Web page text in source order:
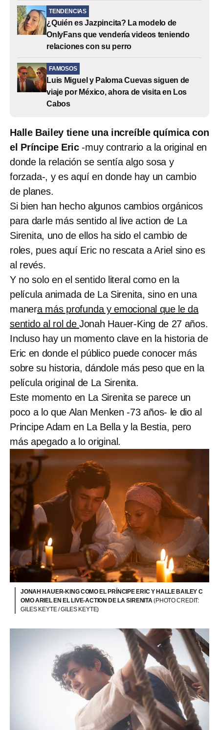
TENDENCIAS
¿Quién es Jazpincita? La modelo de
OnlyFans que vendería videos teniendo
relaciones con su perro
FAMOSOS
Luis Miguel y Paloma Cuevas siguen de
viaje por México, ahora de visita en Los
Cabos
Halle Bailey tiene una increíble química con
el Príncipe Eric -muy contrario a la original en
donde la relación se sentía algo sosa y
forzada-, y es aquí en donde hay un cambio
de planes.
Si bien han hecho algunos cambios orgánicos
para darle más sentido al live action de La
Sirenita, uno de ellos ha sido el cambio de
roles, pues aquí Eric no rescata a Ariel sino es
al revés.
Y no solo en el sentido literal como en la
película animada de La Sirenita, sino en una
manera más profunda y emocional que le da
sentido al rol de Jonah Hauer-King de 27 años.
Incluso hay un momento clave en la historia de
Eric en donde el público puede conocer más
sobre su historia, dándole más peso que en la
película original de La Sirenita.
Este momento en La Sirenita se parece un
poco a lo que Alan Menken -73 años- le dio al
Principe Adam en La Bella y la Bestia, pero
más apegado a lo original.
JONAH HAUER-KING COMO EL PRÍNCIPE ERIC Y HALLE BAILEY C
OMO ARIEL EN EL LIVE-ACTION DE LA SIRENITA(PHOTO CREDIT:
GILES KEYTE / GILES KEYTE)